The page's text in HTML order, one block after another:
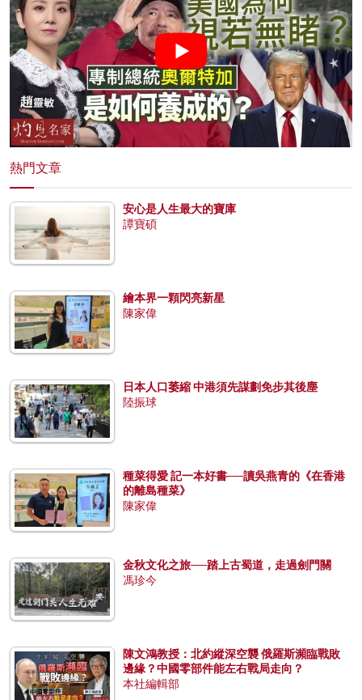
熱門文章
安心是人生最大的寶庫
譚寶碩
繪本界一顆閃亮新星
陳家偉
日本人口萎縮 中港須先謀劃免步其後塵
陸振球
種菜得愛 記一本好書──讀吳燕青的《在香港
的離島種菜》
陳家偉
金秋文化之旅──踏上古蜀道，走過劍門關
馮珍今
陳文鴻教授：北約縱深空襲 俄羅斯瀕臨戰敗
邊緣？中國零部件能左右戰局走向？
本社編輯部